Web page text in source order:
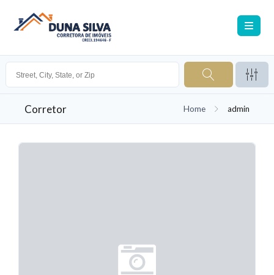
Corretor Home admin